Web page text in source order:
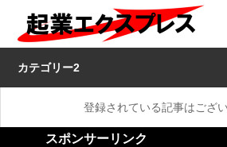
カテゴリー2
登録されている記事はござい
スポンサーリンク